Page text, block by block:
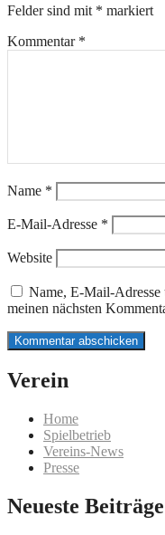
Felder sind mit * markiert
Kommentar *
Name *
E-Mail-Adresse *
Website
Name, E-Mail-Adresse
meinen nächsten
Verein
Home
Spielbetrieb
Vereins-News
Presse
Neueste Beiträge